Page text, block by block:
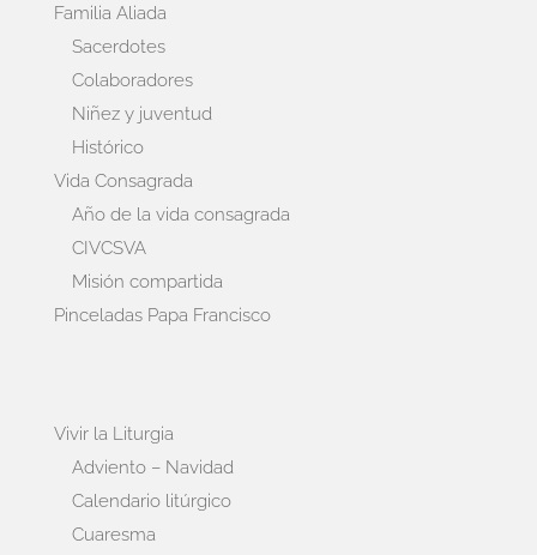
Familia Aliada
Sacerdotes
Colaboradores
Niñez y juventud
Histórico
Vida Consagrada
Año de la vida consagrada
CIVCSVA
Misión compartida
Pinceladas Papa Francisco
Vivir la Liturgia
Adviento – Navidad
Calendario litúrgico
Cuaresma